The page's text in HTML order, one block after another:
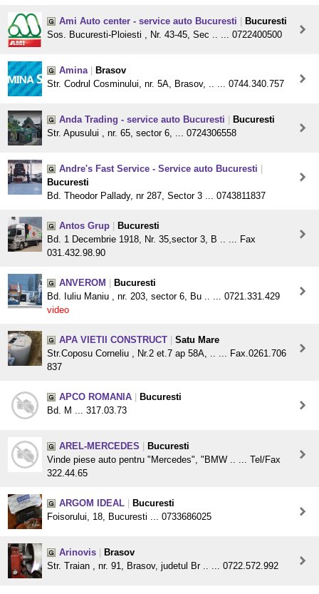
Ami Auto center - service auto Bucuresti
Bucuresti
Sos. Bucuresti-Ploiesti , Nr. 43-45, Sec .. ... 0722400500
Amina
Brasov
Str. Codrul Cosminului, nr. 5A, Brasov, .. ... 0744.340.757
Anda Trading - service auto Bucuresti
Bucuresti
Str. Apusului , nr. 65, sector 6, ... 0724306558
Andre's Fast Service - Service auto Bucuresti
Bucuresti
Bd. Theodor Pallady, nr 287, Sector 3 ... 0743811837
Antos Grup
Bucuresti
Bd. 1 Decembrie 1918, Nr. 35,sector 3, B .. ... Fax
031.432.98.90
ANVEROM
Bucuresti
Bd. Iuliu Maniu , nr. 203, sector 6, Bu .. ... 0721.331.429
video
APA VIETII CONSTRUCT
Satu Mare
Str.Coposu Corneliu , Nr.2 et.7 ap 58A, .. ... Fax.0261.706
837
APCO ROMANIA
Bucuresti
Bd. M ... 317.03.73
AREL-MERCEDES
Bucuresti
Vinde piese auto pentru "Mercedes", "BMW .. ... Tel/Fax
322.44.65
ARGOM IDEAL
Bucuresti
Foisorului, 18, Bucuresti ... 0733686025
Arinovis
Brasov
Str. Traian , nr. 91, Brasov, judetul Br .. ... 0722.572.992